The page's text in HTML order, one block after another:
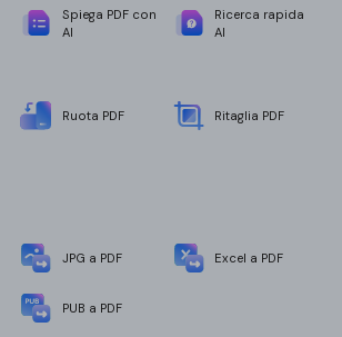
Spiega PDF con
AI
Ricerca rapida
AI
Ruota PDF Ritaglia PDF
JPG a PDF Excel a PDF
PUB a PDF